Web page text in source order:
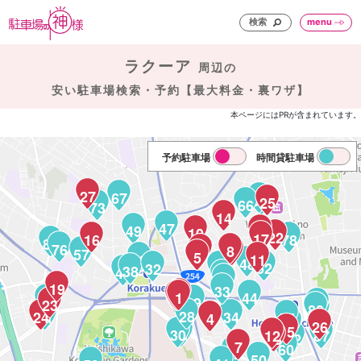
検索 menu
ラクーア
周辺の
安い駐車場検索・予約【最大料金・裏ワザ】
本ページにはPRが含まれています。
87
85
84
83
82
81
80
78
76
73
71
68
67 66
62
60
58
57
56
55
52
49
48
47
44
42
40
39
38 37
36
35
34
33
32
31
30
29
28
27
26
25
24
23
22
19
18
17
16
15
14
13
12
11
10
9
8
7
6
5
4
3
2
1
予約駐車場 時間貸駐車場